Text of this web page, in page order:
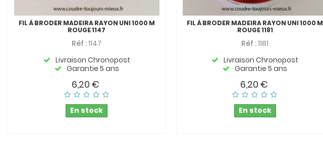
FIL À BRODER MADEIRA RAYON UNI 1000 M
ROUGE 1147
Réf :1147
Livraison Chronopost
Garantie 5 ans
6,20 €
En stock
FIL À BRODER MADEIRA RAYON UNI 1000 M
ROUGE 1181
Réf :1181
Livraison Chronopost
Garantie 5 ans
6,20 €
En stock